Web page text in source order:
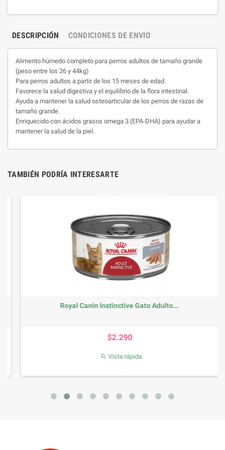
DESCRIPCIÓN CONDICIONES DE ENVIO
Alimento húmedo completo para perros adultos de tamaño grande
(peso entre los 26 y 44kg)
Para perros adultos a partir de los 15 meses de edad.
Favorece la salud digestiva y el equilibrio de la flora intestinal.
Ayuda a mantener la salud osteoarticular de los perros de razas de
tamaño grande.
Enriquecido con ácidos grasos omega 3 (EPA-DHA) para ayudar a
mantener la salud de la piel.
TAMBIÉN PODRÍA INTERESARTE
Royal Canin Instinctive Gato Adulto...
$2.290
Vista rápida